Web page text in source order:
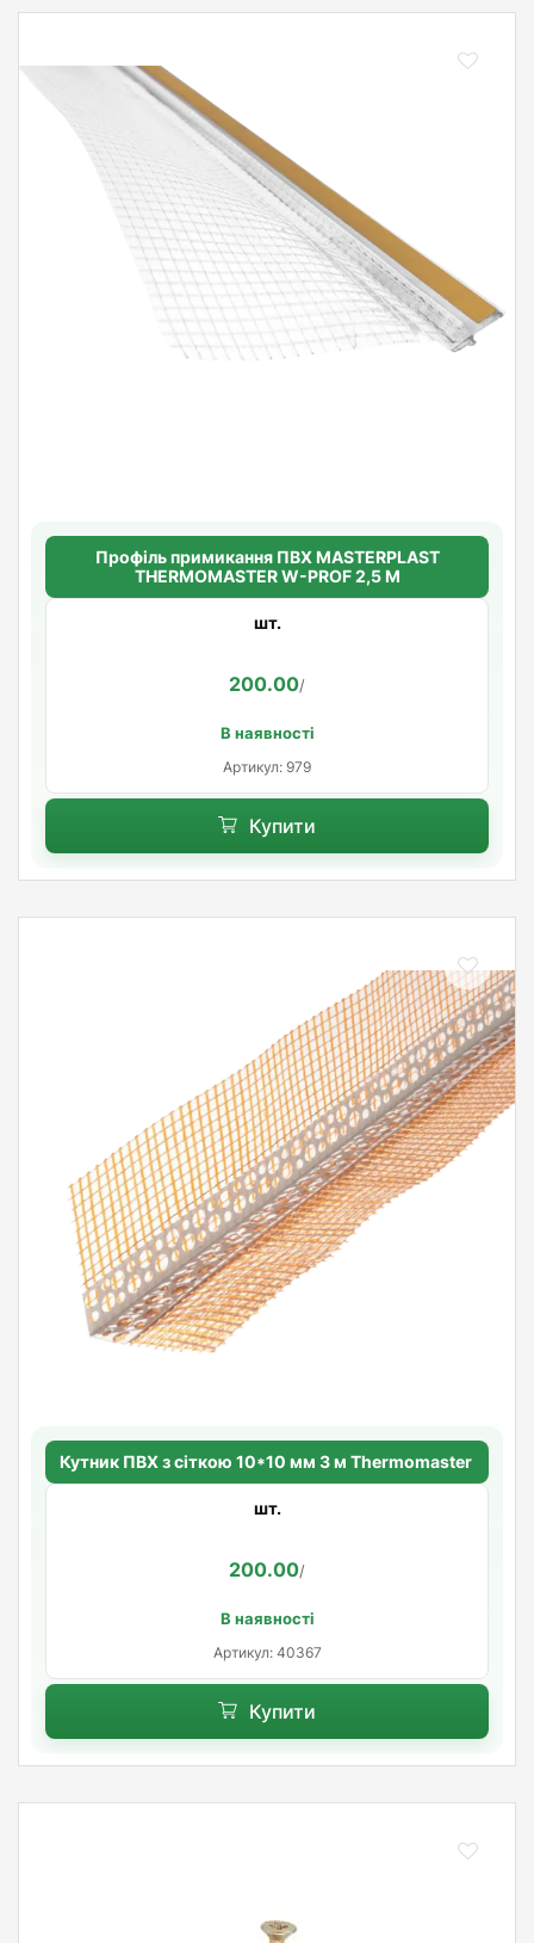
Профіль примикання ПВХ MASTERPLAST
THERMOMASTER W-PROF 2,5 М
шт.
200.00/
В наявності
Артикул: 979
Купити
Кутник ПВХ з сіткою 10*10 мм 3 м Thermomaster
шт.
200.00/
В наявності
Артикул: 40367
Купити